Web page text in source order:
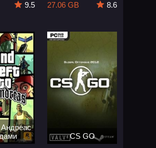
9.5
27.06 GB
8.6
CS GO